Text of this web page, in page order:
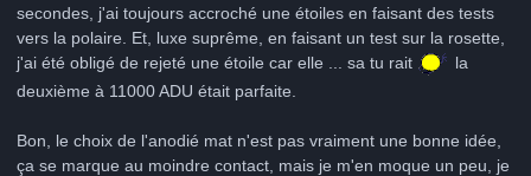
secondes, j'ai toujours accroché une étoiles en faisant des tests
vers la polaire. Et, luxe suprême, en faisant un test sur la rosette,
j'ai été obligé de rejeté une étoile car elle ... sa tu rait
la
deuxième à 11000 ADU était parfaite.
Bon, le choix de l'anodié mat n'est pas vraiment une bonne idée,
ça se marque au moindre contact, mais je m'en moque un peu, je